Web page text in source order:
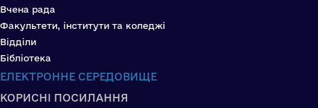
Вчена рада
Факультети, інститути та коледжі
Відділи
Бібліотека
ЕЛЕКТРОННЕ СЕРЕДОВИЩЕ
КОРИСНІ ПОСИЛАННЯ